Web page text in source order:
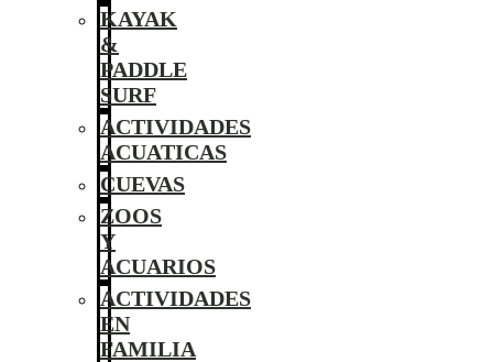
KAYAK
&
PADDLE
SURF
ACTIVIDADES
ACUATICAS
CUEVAS
ZOOS
Y
ACUARIOS
ACTIVIDADES
EN
FAMILIA